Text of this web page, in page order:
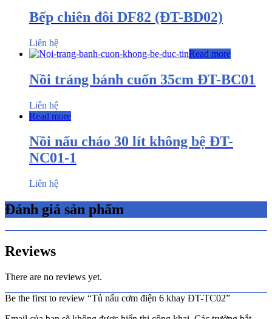
Bếp chiên đôi DF82 (ĐT-BD02)
Liên hệ
Read more
Nồi tráng bánh cuốn 35cm ĐT-BC01
Liên hệ
Read more
Nồi nấu cháo 30 lít không bệ ĐT-
NC01-1
Liên hệ
Đánh giá sản phẩm
Reviews
There are no reviews yet.
Be the first to review “Tủ nấu cơm điện 6 khay ĐT-TC02”